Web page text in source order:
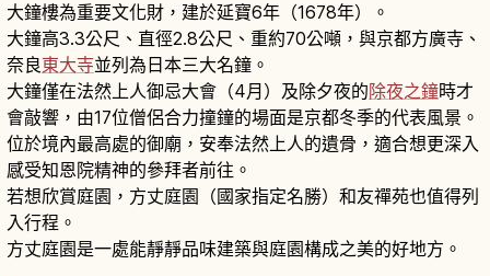
大鐘樓為重要文化財，建於延寶6年（1678年）。
大鐘高3.3公尺、直徑2.8公尺、重約70公噸，與京都方廣寺、
奈良東大寺並列為日本三大名鐘。
大鐘僅在法然上人御忌大會（4月）及除夕夜的除夜之鐘時才
會敲響，由17位僧侶合力撞鐘的場面是京都冬季的代表風景。
位於境內最高處的御廟，安奉法然上人的遺骨，適合想更深入
感受知恩院精神的參拜者前往。
若想欣賞庭園，方丈庭園（國家指定名勝）和友禪苑也值得列
入行程。
方丈庭園是一處能靜靜品味建築與庭園構成之美的好地方。